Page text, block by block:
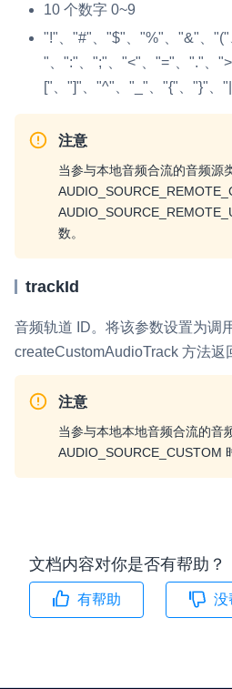
快速高效的文档转换解决方案
水晶球
控制台
开通和管理声网各项产品服务的统
低代码应用平台
灵动会议
低代码集成、灵活定制、超低延时
10 个数字 0~9
"!"、"#"、"$"、"%"、"&"、
"、":"、";"、"<"、"="、"."、
["、"]"、"^"、"_"、"{"、"}"、
注意
当参与本地音频合流的音频源
数。
trackId
音频轨道 ID。将该参数设置为调
createCustomAudioTrack 方法返
注意
当参与本地本地音频合流的音
AUDIO_SOURCE_CUSTOM
文档内容对你是否有帮助？
有帮助 没